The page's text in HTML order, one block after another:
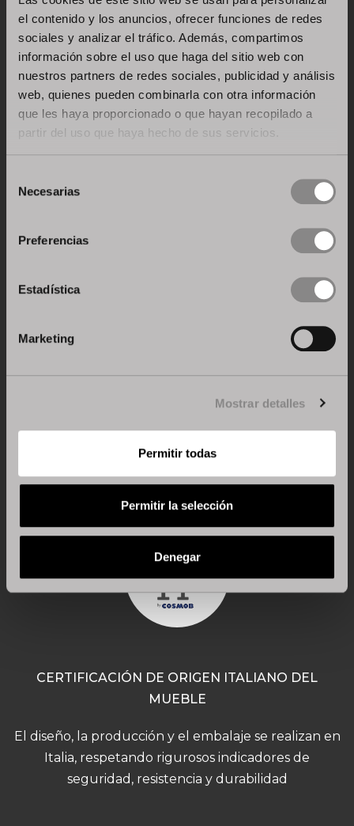
el contenido y los anuncios, ofrecer funciones de redes
sociales y analizar el tráfico. Además, compartimos
información sobre el uso que haga del sitio web con
nuestros partners de redes sociales, publicidad y análisis
web, quienes pueden combinarla con otra información
que les haya proporcionado o que hayan recopilado a
partir del uso que haya hecho de sus servicios.
Necesarias
Preferencias
Estadística
Marketing
Mostrar detalles
Permitir todas
Permitir la selección
Denegar
CERTIFICACIÓN ISO 9001: 2015
hacia la investigación y la innovación de procesos y
El diseño, el proyecto y la elaboración se realizan
íntegramente en Italia.
CERTIFICACIÓN DE ORIGEN ITALIANO DEL
MUEBLE
El diseño, la producción y el embalaje se realizan en
Italia, respetando rigurosos indicadores de
seguridad, resistencia y durabilidad